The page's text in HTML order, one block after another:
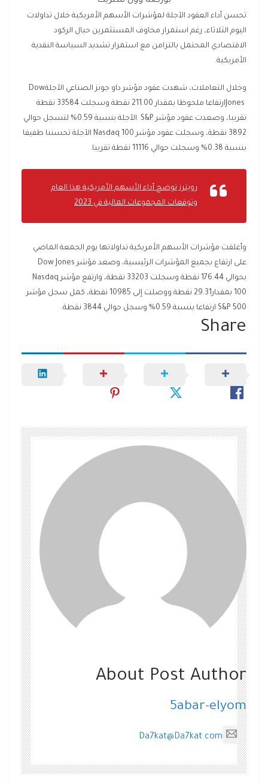
تحسن أداء العقود الآجلة لمؤشرات الأسهم الأمريكية خلال تداولات
اليوم الثلاثاء، رغم استمرار مخاوف المستثمرين حيال الركود
الاقتصادي المحتمل بالتزامن مع استمرار تشديد السياسة النقدية
الأمريكية.
وخلال التعاملات، شهدت عقود مؤشر داو جونز الصناعي الآجلةDow
Jones
ارتفاعا ملحوظا بمقدار 211.00 نقطة وسجلت 33584 نقطة
تقريبا، وصعدت عقود مؤشر S&P
الآجلة بنسبة 0.59% لتسجل حوالي
3892 نقطة، وسجلت عقود مؤشر
Nasdaq 100 الآجلة تحسننا طفيفا
بنسبة 0.38% وسجلت حوالي 11116 نقطة تقريبا
.
رويترز توضح أداء الأسهم الأمريكية هذا العام
وتوقعات المجموعات المالية في 2023
وأغلقت مؤشرات الأسهم الأمريكية تداولاتها يوم الجمعة الماضي
على ارتفاع بجميع المؤشرات الرئيسية، وصعد مؤشر Dow Jones
بحوالي 176.44 نقطة وسجلت 33203 نقطة، وارتفع مؤشر
Nasdaq
100 بمقدار29.31 نقطة ووصلت إلى 10985 نقطة، كمل سجل مؤشر
S&P 500 ارتفاعا بنسبة 0.59% وسجل حوالي 3844 نقطة.
Share
About Post Author
5abar-elyom
Da7kat@Da7kat.com